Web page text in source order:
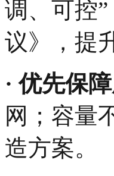
调、可控
议》，提
·‌ 优先保
网；容量
造方案。